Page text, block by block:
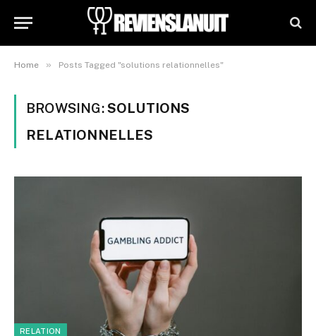
Home » Posts Tagged "solutions relationnelles"
BROWSING:SOLUTIONS
RELATIONNELLES
RELATION